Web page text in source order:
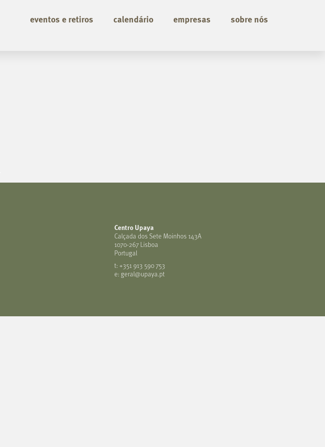
eventos e retiros calendário empresas sobre nós
Centro Upaya
Calçada dos Sete Moinhos 143A
1070-267 Lisboa
Portugal
t: +351 913 590 753
e: geral@upaya.pt